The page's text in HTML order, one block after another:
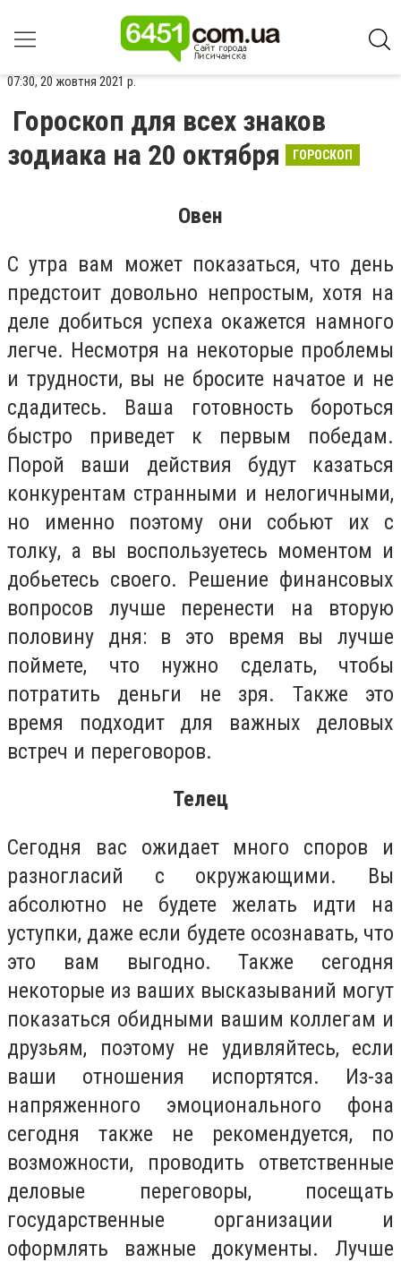
07:30, 20 жовтня 2021 р.
Гороскоп для всех знаков
зодиака на 20 октября
ГОРОСКОП
Овен
С утра вам может показаться, что день
предстоит довольно непростым, хотя на
деле добиться успеха окажется намного
легче. Несмотря на некоторые проблемы
и трудности, вы не бросите начатое и не
сдадитесь. Ваша готовность бороться
быстро приведет к первым победам.
Порой ваши действия будут казаться
конкурентам странными и нелогичными,
но именно поэтому они собьют их с
толку, а вы воспользуетесь моментом и
добьетесь своего. Решение финансовых
вопросов лучше перенести на вторую
половину дня: в это время вы лучше
поймете, что нужно сделать, чтобы
потратить деньги не зря. Также это
время подходит для важных деловых
встреч и переговоров.
Телец
Сегодня вас ожидает много споров и
разногласий с окружающими. Вы
абсолютно не будете желать идти на
уступки, даже если будете осознавать, что
это вам выгодно. Также сегодня
некоторые из ваших высказываний могут
показаться обидными вашим коллегам и
друзьям, поэтому не удивляйтесь, если
ваши отношения испортятся. Из-за
напряженного эмоционального фона
сегодня также не рекомендуется, по
возможности, проводить ответственные
деловые переговоры, посещать
государственные организации и
оформлять важные документы. Лучше